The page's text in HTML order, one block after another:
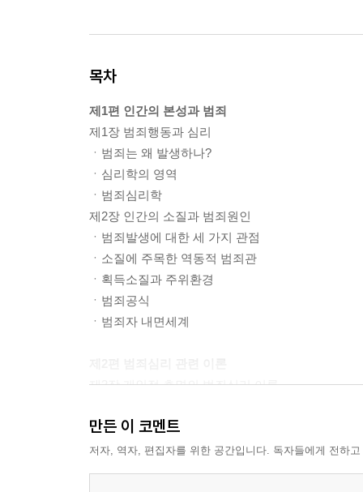
목차
제1편 인간의 본성과 범죄
제1장 범죄행동과 심리
ㆍ범죄는 왜 발생하나?
ㆍ심리학의 영역
ㆍ범죄심리학
제2장 인간의 소질과 범죄원인
ㆍ범죄발생에 대한 세 가지 관점
ㆍ소질에 주목한 역동적 범죄관
ㆍ획득소질과 주위환경
ㆍ범죄공식
ㆍ범죄자 내면세계
제3장 개인적 측면의 범죄심리 이론
ㆍ인지 발달적 관점과 범죄심리
ㆍ정신분석적 관점과 범죄심리
만든 이 코멘트
저자, 역자, 편집자를 위한 공간입니다. 독자들에게 전하